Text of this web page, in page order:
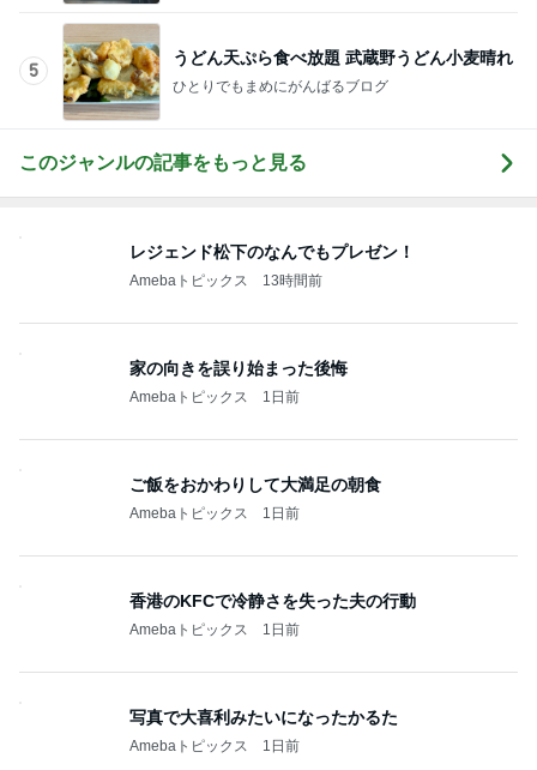
5
うどん天ぷら食べ放題 武蔵野うどん小麦晴れ
ひとりでもまめにがんばるブログ
このジャンルの記事をもっと見る
レジェンド松下のなんでもプレゼン！
Amebaトピックス 13時間前
家の向きを誤り始まった後悔
Amebaトピックス 1日前
ご飯をおかわりして大満足の朝食
Amebaトピックス 1日前
香港のKFCで冷静さを失った夫の行動
Amebaトピックス 1日前
写真で大喜利みたいになったかるた
Amebaトピックス 1日前